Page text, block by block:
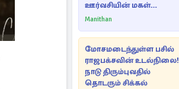
ஊர்வசியின் மகள்
தேஜலட்சுமி!
Manithan
மோசமடைந்துள்ள பசில்
ராஜபக்சவின் உடல்நிலை!
நாடு திரும்புவதில்
தொடரும் சிக்கல்